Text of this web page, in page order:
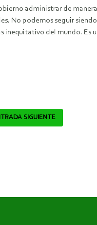
administrar de
No podemos seguir
inequitativo del mundo. Es
SIGUIENTE